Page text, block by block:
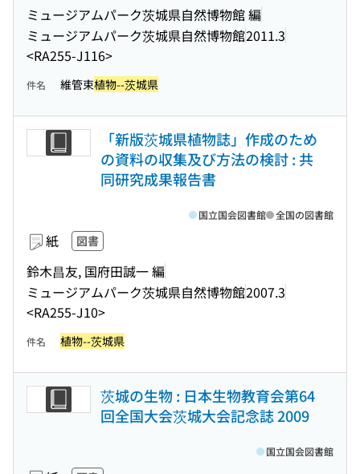
ミュージアムパーク茨城県自然博物館 編
ミュージアムパーク茨城県自然博物館2011.3
<RA255-J116>
件名 維管束植物--茨城県
「新版茨城県植物誌」作成のため
の資料の収集及び方法の検討 : 共
同研究成果報告書
紙 図書
鈴木昌友, 国府田誠一 編
ミュージアムパーク茨城県自然博物館2007.3
<RA255-J10>
国立国会図書館 全国の図書館
件名 植物--茨城県
茨城の生物 : 日本生物教育会第64
回全国大会茨城大会記念誌 2009
国立国会図書館